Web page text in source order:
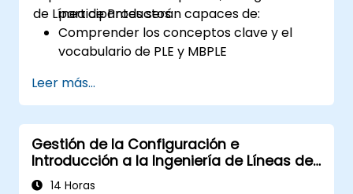
de Línea de Productos.
participantes serán capaces de:
Comprender los conceptos clave y el
vocabulario de PLE y MBPLE
modelado de líneas de productos
Implementar un proceso de definición de
línea de productos en CATIA Magic
Utilizar las características de MBPLE,
como modelos de funciones, puntos de
variación y configuraciones
Leer más...
Gestión de la Configuración e
Introducción a la Ingeniería de Líneas de
Producto
14 Horas